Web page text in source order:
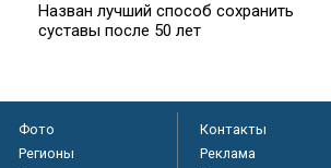
Назван лучший способ сохранить
суставы после 50 лет
Фото
Регионы
Контакты
Реклама